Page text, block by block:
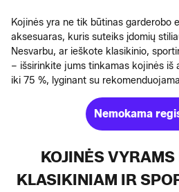
Kojinės yra ne tik būtinas garderobo
aksesuaras, kuris suteiks įdomių
Nesvarbu, ar ieškote klasikinio,
– išsirinkite jums tinkamas kojinės iš
iki 75 %, lyginant su
Nemokama
KOJINĖS
KLASIKINIAM IR